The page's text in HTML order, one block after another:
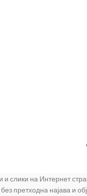
слики на Интернет
претходна најава и